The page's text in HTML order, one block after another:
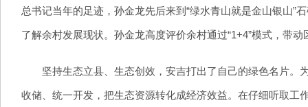
总书记当年的足迹，孙金龙先后来到“绿水青山就是金山银山”
了解余村发展现状。孙金龙高度评价余村通过“1+4”模式，带
坚持生态立县、生态创效，安吉打出了自己的绿色名片。为
收储、统一开发，把生态资源转化成经济效益。在仔细听取工